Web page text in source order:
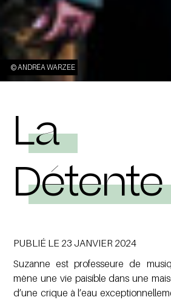
© ANDRÉA WARZEE
La
Détente
PUBLIÉ LE 23 JANVIER 2024
Suzanne est professeure de
mène une vie paisible dans une
d’une crique à l’eau